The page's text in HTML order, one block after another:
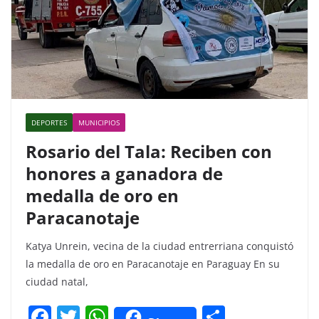
DEPORTES MUNICIPIOS
Rosario del Tala: Reciben con
honores a ganadora de
medalla de oro en
Paracanotaje
Katya Unrein, vecina de la ciudad entrerriana conquistó
la medalla de oro en Paracanotaje en Paraguay En su
ciudad natal,